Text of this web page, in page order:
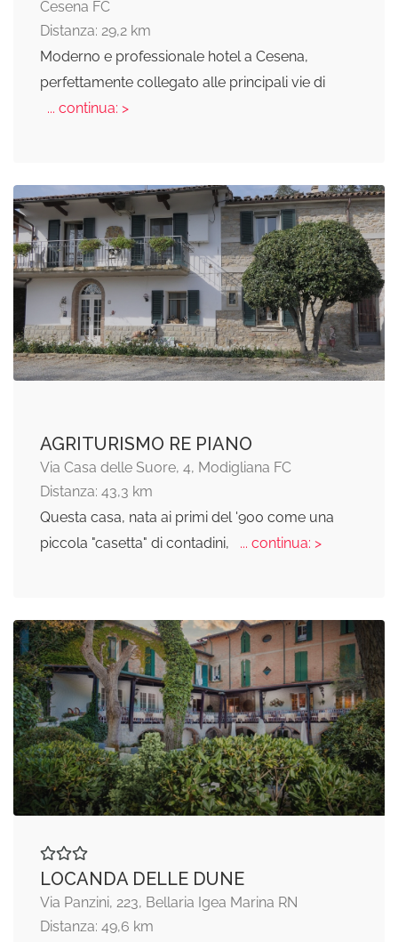
Cesena FC
Distanza: 29,2 km
Moderno e professionale hotel a Cesena,
perfettamente collegato alle principali vie di
... continua: >
AGRITURISMO RE PIANO
Via Casa delle Suore, 4, Modigliana FC
Distanza: 43,3 km
Questa casa, nata ai primi del '900 come una
piccola "casetta" di contadini,
... continua: >
LOCANDA DELLE DUNE
Via Panzini, 223, Bellaria Igea Marina RN
Distanza: 49,6 km